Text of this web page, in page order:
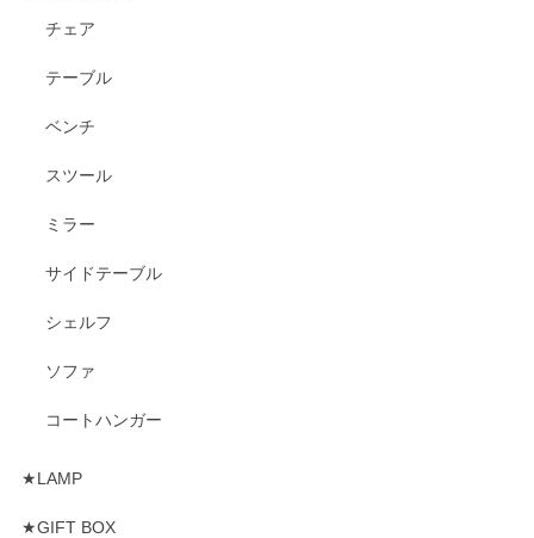
チェア
テーブル
ベンチ
スツール
ミラー
サイドテーブル
シェルフ
ソファ
コートハンガー
★LAMP
★GIFT BOX